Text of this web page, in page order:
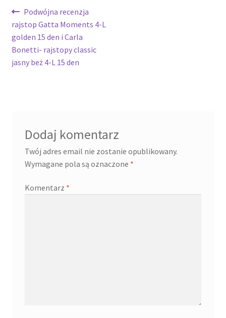
Nawigacja
wpisu
Poprzedni
wpis:
Podwójna recenzja
rajstop Gatta Moments 4-L
golden 15 den i Carla
Bonetti- rajstopy classic
jasny beż 4-L 15 den
Dodaj komentarz
Twój adres email nie zostanie opublikowany.
Wymagane pola są oznaczone *
Komentarz *